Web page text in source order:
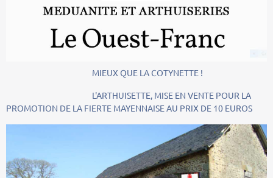
MIEUX QUE LA COTYNETTE !
L'ARTHUISETTE, MISE EN VENTE POUR LA
PROMOTION DE LA FIERTE MAYENNAISE AU PRIX DE 10 EUROS